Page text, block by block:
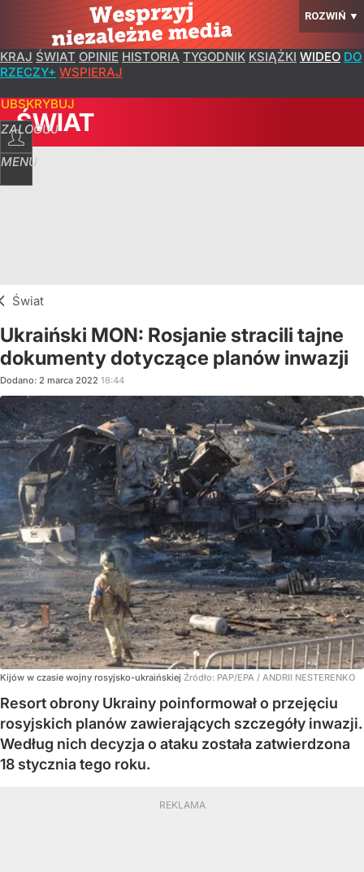
ROZWIŃ ▼
KRAJ ŚWIAT OPINIE HISTORIA TYGODNIK KSIĄŻKI WIDEO DO
RZECZY+ WSPIERAJ
ZALOGUJ
MENU
ŚWIAT
Świat
Ukraiński MON: Rosjanie stracili tajne
dokumenty dotyczące planów inwazji
Dodano: 2 marca 2022 18:44
Kijów w czasie wojny rosyjsko-ukraińskiej Źródło: PAP/EPA / ANDRII NESTERENKO
Resort obrony Ukrainy poinformował o przejęciu
rosyjskich planów zawierających szczegóły inwazji.
Według nich decyzja o ataku została zatwierdzona
18 stycznia tego roku.